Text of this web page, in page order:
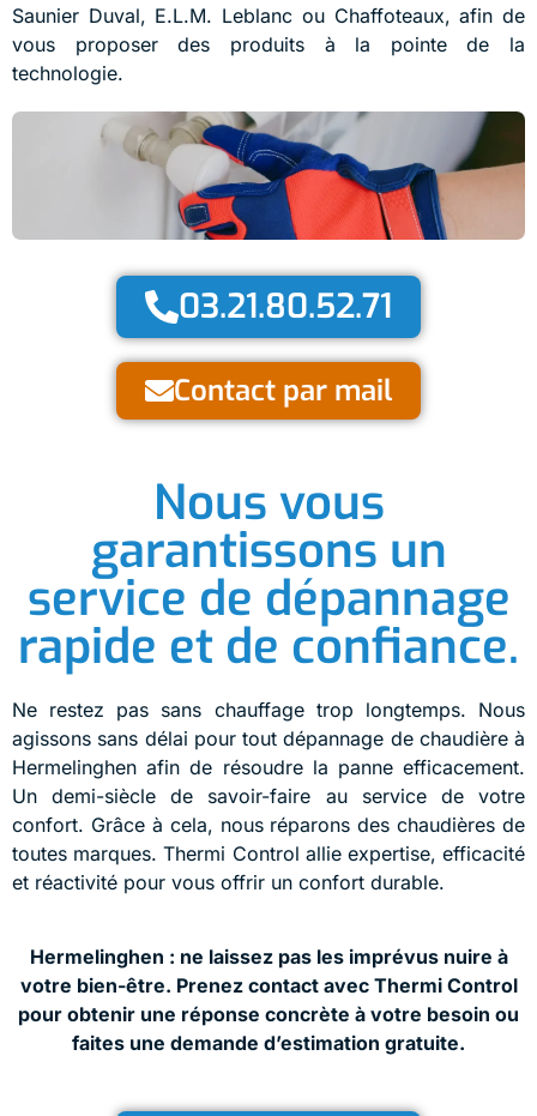
Saunier Duval, E.L.M. Leblanc ou Chaffoteaux, afin de
vous proposer des produits à la pointe de la
technologie.
03.21.80.52.71
Contact par mail
Nous vous
garantissons un
service de dépannage
rapide et de confiance.
Ne restez pas sans chauffage trop longtemps. Nous
agissons sans délai pour tout dépannage de chaudière à
Hermelinghen afin de résoudre la panne efficacement.
Un demi-siècle de savoir-faire au service de votre
confort. Grâce à cela, nous réparons des chaudières de
toutes marques. Thermi Control allie expertise, efficacité
et réactivité pour vous offrir un confort durable.
Hermelinghen : ne laissez pas les imprévus nuire à
votre bien-être. Prenez contact avec Thermi Control
pour obtenir une réponse concrète à votre besoin ou
faites une demande d’estimation gratuite.